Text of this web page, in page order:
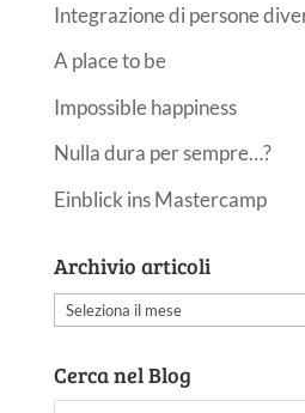
Integrazione di persone
A place to be
Impossible happiness
Nulla dura per sempre…?
Einblick ins Mastercamp
Archivio articoli
Archivio
Cerca nel Blog